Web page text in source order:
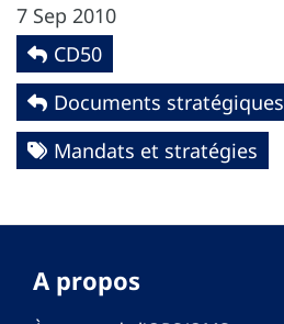
7 Sep 2010
CD50
Documents stratégiques
Mandats et stratégies
A propos